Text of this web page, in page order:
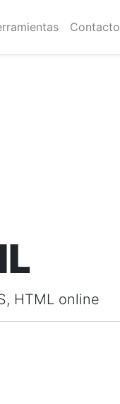
Contacto
HTML online